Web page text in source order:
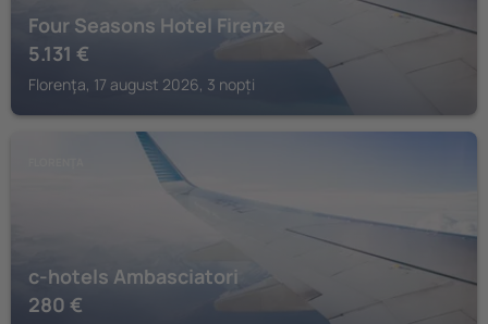
Four Seasons Hotel Firenze
5.131 €
Florenţa, 17 august 2026, 3 nopți
c-hotels Ambasciatori
280 €